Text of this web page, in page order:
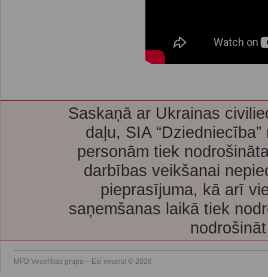
Saskaņā ar Ukrainas
daļu, SIA
personām tiek
darbības veikšanai
pieprasījuma, kā arī
saņemšanas laikā tiek
MFD Veselības grupa – Esi vesels! © 2026